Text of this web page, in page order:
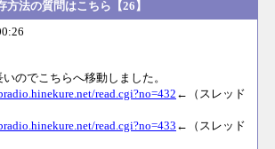
方法の質問はこちら【26】
のでこちらへ移動しました。
read.cgi?no=432 ←（スレッド
read.cgi?no=433 ←（スレッド